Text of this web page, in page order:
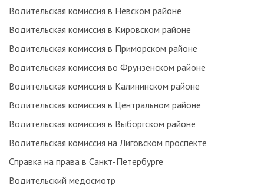
Водительская комиссия в Невском районе
Водительская комиссия в Кировском районе
Водительская комиссия в Приморском районе
Водительская комиссия во Фрунзенском районе
Водительская комиссия в Калининском районе
Водительская комиссия в Центральном районе
Водительская комиссия в Выборгском районе
Водительская комиссия на Лиговском проспекте
Справка на права в Санкт-Петербурге
Водительский медосмотр